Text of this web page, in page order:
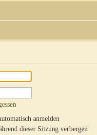
anmelden
dieser Sitzung verbergen